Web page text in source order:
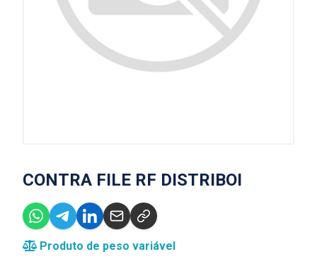
CONTRA FILE RF DISTRIBOI
Produto de peso variável